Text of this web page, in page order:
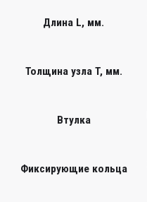
Длина L, мм.
Толщина узла T, мм.
Втулка
Фиксирующие кольца